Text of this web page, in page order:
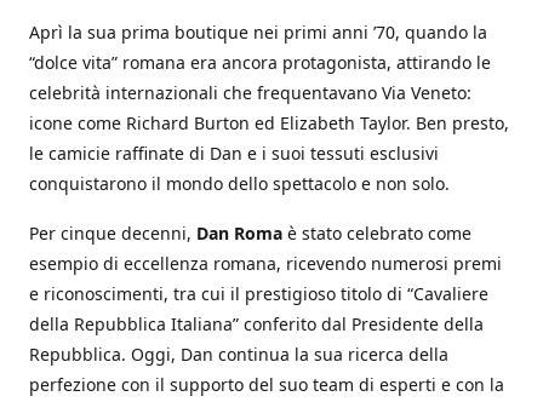
Aprì la sua prima boutique nei primi anni ’70, quando la
“dolce vita” romana era ancora protagonista, attirando le
celebrità internazionali che frequentavano Via Veneto:
icone come Richard Burton ed Elizabeth Taylor. Ben presto,
le camicie raffinate di Dan e i suoi tessuti esclusivi
conquistarono il mondo dello spettacolo e non solo.
Per cinque decenni, Dan Roma è stato celebrato come
esempio di eccellenza romana, ricevendo numerosi premi
e riconoscimenti, tra cui il prestigioso titolo di “Cavaliere
della Repubblica Italiana” conferito dal Presidente della
Repubblica. Oggi, Dan continua la sua ricerca della
perfezione con il supporto del suo team di esperti e con la